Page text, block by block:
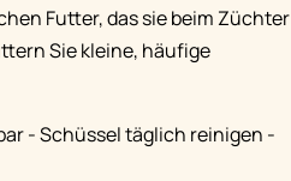
Futter, das sie beim Züchter
Sie kleine, häufige
- Schüssel täglich reinigen -